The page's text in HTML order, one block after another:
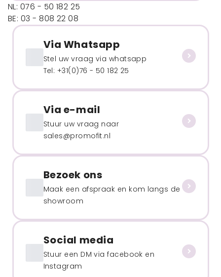
NL: 076 - 50 182 25
BE: 03 - 808 22 08
Via Whatsapp
Stel uw vraag via whatsapp
Tel: +31(0)76 - 50 182 25
Via e-mail
Stuur uw vraag naar
sales@promofit.nl
Bezoek ons
Maak een afspraak en kom langs de
showroom
Social media
Stuur een DM via facebook en
Instagram